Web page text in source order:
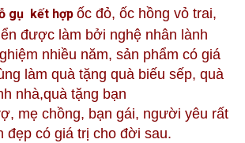
gụ kết hợp ốc đỏ, ốc hồng vỏ trai,
được làm bởi nghệ nhân lành
nhiều năm, sản phẩm có giá
làm quà tặng quà biếu sếp, quà
nhà,quà tặng bạn
mẹ chồng, bạn gái, người yêu rất
đẹp có giá trị cho đời sau.